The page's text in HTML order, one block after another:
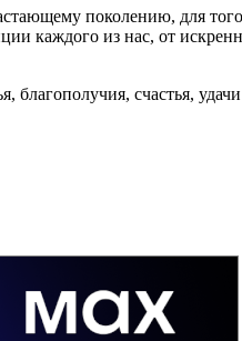
поколению, для
каждого из нас, от
счастья,